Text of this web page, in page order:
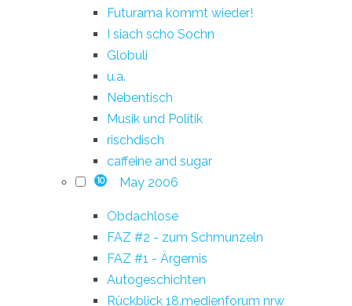
Futurama kommt wieder!
I siach scho Sochn
Globuli
u.a.
Nebentisch
Musik und Politik
rischdisch
caffeine and sugar
10 May 2006
Obdachlose
FAZ #2 - zum Schmunzeln
FAZ #1 - Ärgernis
Autogeschichten
Rückblick 18.medienforum nrw